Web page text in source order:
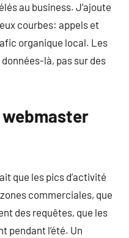
au business. J’ajoute
courbes: appels et
organique local. Les
là, pas sur des
webmaster
que les pics d’activité
commerciales, que
des requêtes, que les
pendant l’été. Un